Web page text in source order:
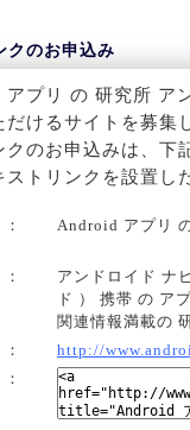
クのお申込み
プリ の 研究所 ア
だけるサイトを募集
クのお申込みは、下
ストリンクを設置し
： Android アプリ
：
アンドロイド ナ
ド ） 携帯 の ア
関連情報満載の
：
http://
：